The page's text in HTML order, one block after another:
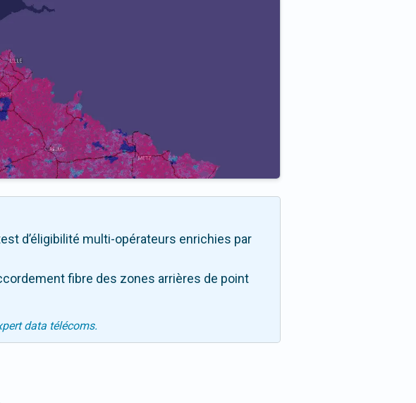
d’éligibilité multi-opérateurs enrichies par
fibre des zones arrières de point
data télécoms.